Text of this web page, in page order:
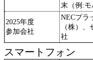
末（例:モ
2025年度
参加会社
NECプラ
（株）
社
スマートフォン